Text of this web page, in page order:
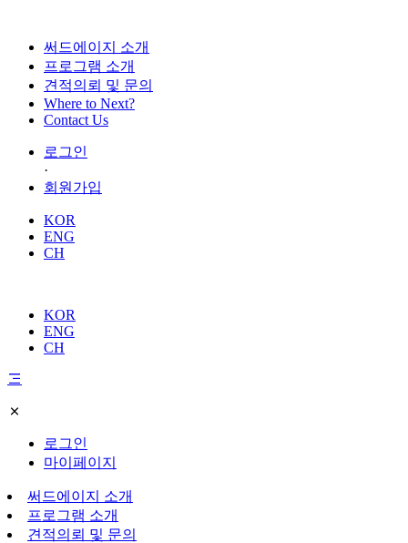
써드에이지 소개
프로그램 소개
견적의뢰 및 문의
Where to Next?
Contact Us
로그인
·
회원가입
KOR
ENG
CH
KOR
ENG
CH
로그인
마이페이지
써드에이지 소개
프로그램 소개
견적의뢰 및 문의